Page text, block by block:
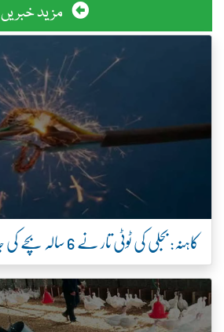
مزید خبریں
کاہنہ: بجلی کی ٹوٹی تار نے 6 سالہ بچے کی جان لے لی